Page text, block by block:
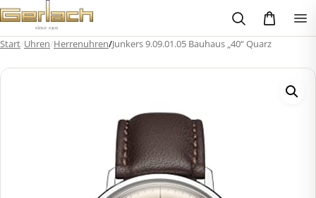
Zum
Inhalt
springen
Start/Uhren/Herrenuhren/Junkers 9.09.01.05 Bauhaus „40“ Quarz